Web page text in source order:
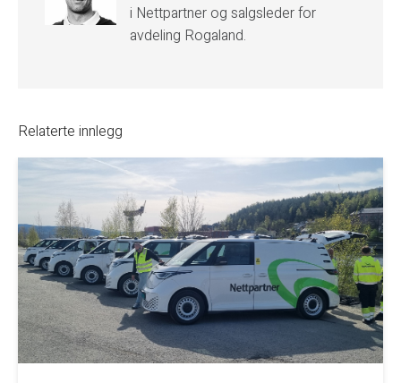
i Nettpartner og salgsleder for
avdeling Rogaland.
Relaterte innlegg